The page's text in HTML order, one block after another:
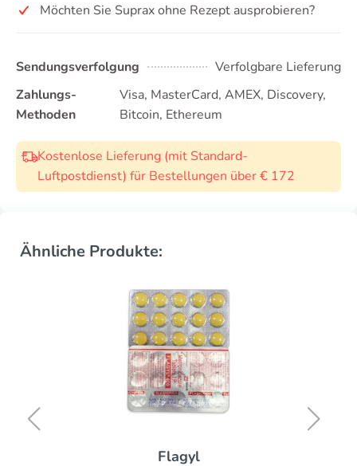
Möchten Sie Suprax ohne Rezept ausprobieren?
Sendungsverfolgung
Verfolgbare Lieferung
Zahlungs-
Methoden
Visa, MasterCard, AMEX, Discovery,
Bitcoin, Ethereum
Kostenlose Lieferung (mit Standard-
Luftpostdienst) für Bestellungen über € 172
Ähnliche Produkte:
Flagyl